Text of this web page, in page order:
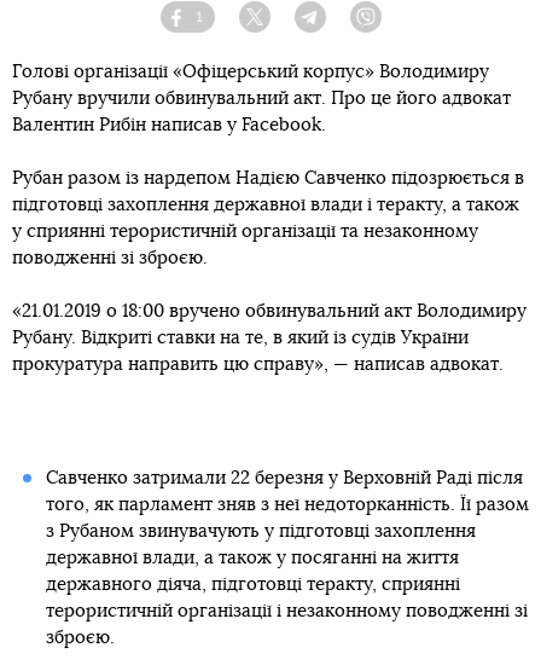
Facebook
1
Twitter TelegramViber
Голові організації «Офіцерський корпус» Володимиру
Рубану вручили обвинувальний акт. Про це його адвокат
Валентин Рибін написав у Facebook.
Рубан разом із нардепом Надією Савченко підозрюється в
підготовці захоплення державної влади і теракту, а також
у сприянні терористичній організації та незаконному
поводженні зі зброєю.
«21.01.2019 о 18:00 вручено обвинувальний акт Володимиру
Рубану. Відкриті ставки на те, в який із судів України
прокуратура направить цю справу», — написав адвокат.
Савченко затримали 22 березня у Верховній Раді після
того, як парламент зняв з неї недоторканність. Її разом
з Рубаном звинувачують у підготовці захоплення
державної влади, а також у посяганні на життя
державного діяча, підготовці теракту, сприянні
терористичній організації і незаконному поводженні зі
зброєю.